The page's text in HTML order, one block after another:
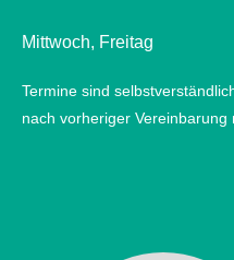
Mittwoch, Freitag
Termine sind
nach vorheriger Vereinbarung